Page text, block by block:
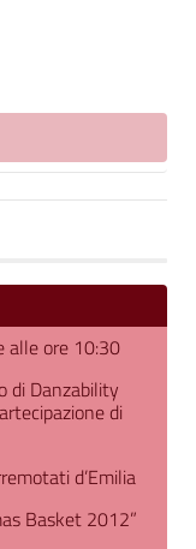
alle ore 10:30
di Danzability
di
d’Emilia
Basket 2012”